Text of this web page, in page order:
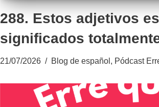
288. Estos adjetivos
significados
21/07/2026 Blog de español Pódcast